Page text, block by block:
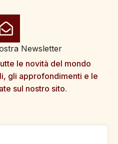
Newsletter
le novità del mondo
gli approfondimenti e le
sul nostro sito.